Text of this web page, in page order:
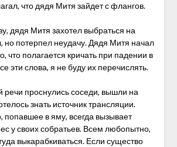
что дядя Митя зайдет с флангов.
дядя Митя захотел выбраться на
но потерпел неудачу. Дядя Митя начал
что полагается кричать при падении в
эти слова, я не буду их перечислять.
речи проснулись соседи, вышли на
знать источник трансляции.
в яму, всегда вызывает
у своих собратьев. Всем любопытно,
выкарабкиваться. Если существо